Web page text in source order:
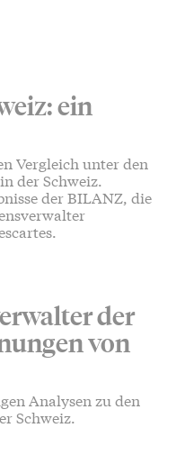
ein
Vergleich unter den
der Schweiz.
der BILANZ, die
der
von
Analysen zu den
Schweiz.